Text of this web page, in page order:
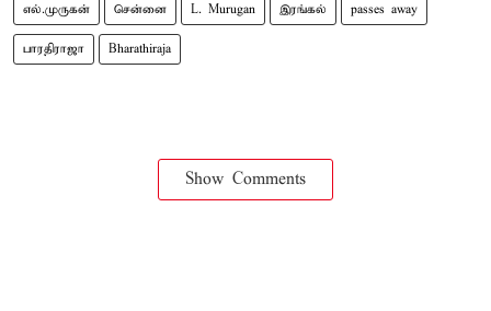
எல்.முருகன் சென்னை L. Murugan இரங்கல் passes away
பாரதிராஜா Bharathiraja
Show Comments